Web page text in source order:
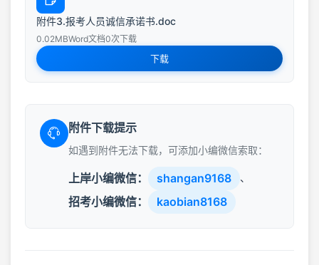
附件3.报考人员诚信承诺书.doc
0.02MBWord文档0次下载
下载
附件下载提示
如遇到附件无法下载，可添加小编微信索取：
上岸小编微信： shangan9168 、
招考小编微信： kaobian8168